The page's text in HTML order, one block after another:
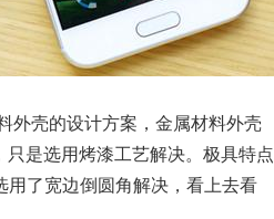
外壳的设计方案，金属材料外壳
是选用烤漆工艺解决。极具特点
用了宽边倒圆角解决，看上去看